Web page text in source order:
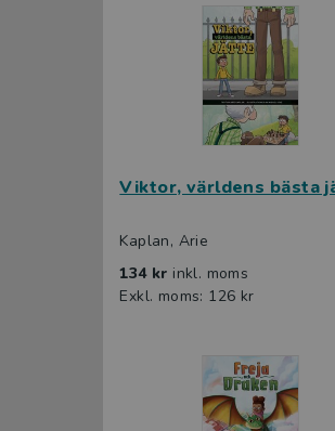
Viktor, världens bästa
Kaplan, Arie
134 kr inkl. moms
Exkl. moms: 126 kr